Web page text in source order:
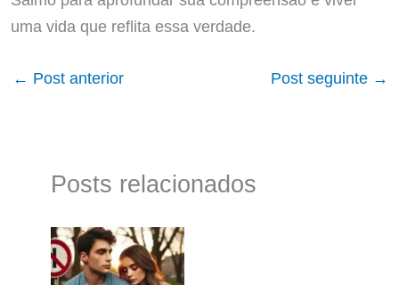
uma vida que reflita essa verdade.
← Post anterior Post seguinte →
Posts relacionados